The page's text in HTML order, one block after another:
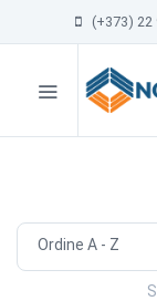
(+373) 22